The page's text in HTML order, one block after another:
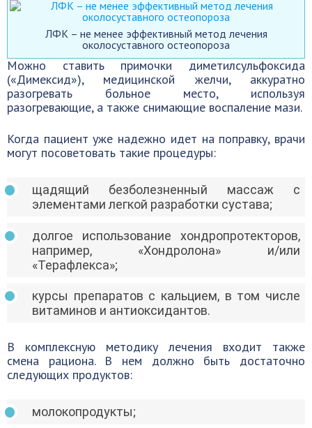
ЛФК – не менее эффективный метод лечения
околосуставного остеопороза
Можно ставить примочки диметилсульфоксида
(«Димексид»), медицинской желчи, аккуратно
разогревать больное место, используя
разогревающие, а также снимающие воспаление мази.
Когда пациент уже надежно идет на поправку, врачи
могут посоветовать такие процедуры:
щадящий безболезненный массаж с
элементами легкой разработки сустава;
долгое использование хондропротекторов,
например, «Хондролона» и/или
«Терафлекса»;
курсы препаратов с кальцием, в том числе
витаминов и антиоксидантов.
В комплексную методику лечения входит также
смена рациона. В нем должно быть достаточно
следующих продуктов:
молокопродукты;